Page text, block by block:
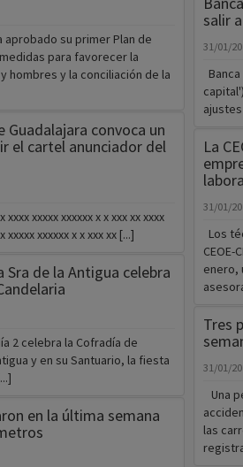
aprobado su primer Plan de
para favorecer la
hombres y la conciliación de la
Guadalajara convoca un
el cartel anunciador del
xxxx xxxxx xxxxxx x x xxx xx xxxx
xxxxx xxxxxx x x xxx xx [...]
de la Antigua celebra
2 celebra la Cofradía de
y en su Santuario, la fiesta
en la última semana
salir
31/01/
La
31/01/
Los
CEOE-
enero,
Tres
31/01/
Una
las